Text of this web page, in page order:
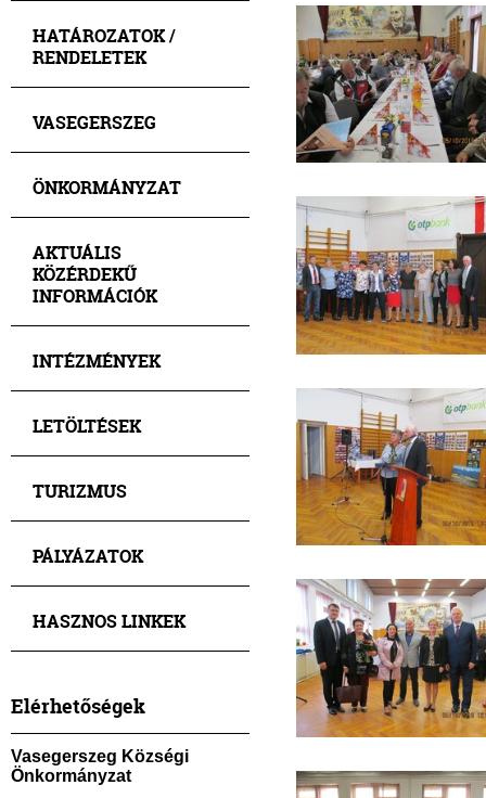
HATÁROZATOK /
RENDELETEK
VASEGERSZEG
ÖNKORMÁNYZAT
AKTUÁLIS
KÖZÉRDEKŰ
INFORMÁCIÓK
INTÉZMÉNYEK
LETÖLTÉSEK
TURIZMUS
PÁLYÁZATOK
HASZNOS LINKEK
Elérhetőségek
Vasegerszeg Községi
Önkormányzat